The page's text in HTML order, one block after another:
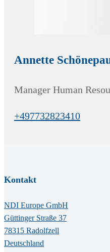
Annette
Position:
Manager Human
+497732823410
Kontakt
NDI Europe GmbH
Güttinger Straße 37
78315 Radolfzell
Deutschland